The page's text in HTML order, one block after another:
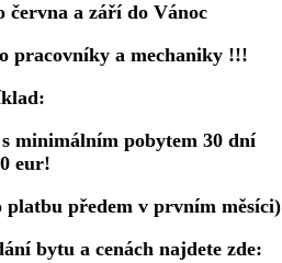
června a září do Vánoc
pracovníky a mechaniky !!!
minimálním pobytem 30 dní
eur!
předem v prvním měsíci)
bytu a cenách najdete zde: